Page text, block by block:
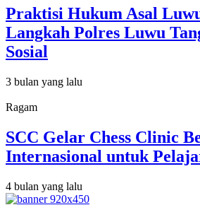
Praktisi Hukum Asal
Langkah Polres Luwu
Sosial
3 bulan yang lalu
Ragam
SCC Gelar Chess Clinic
Internasional untuk
4 bulan yang lalu